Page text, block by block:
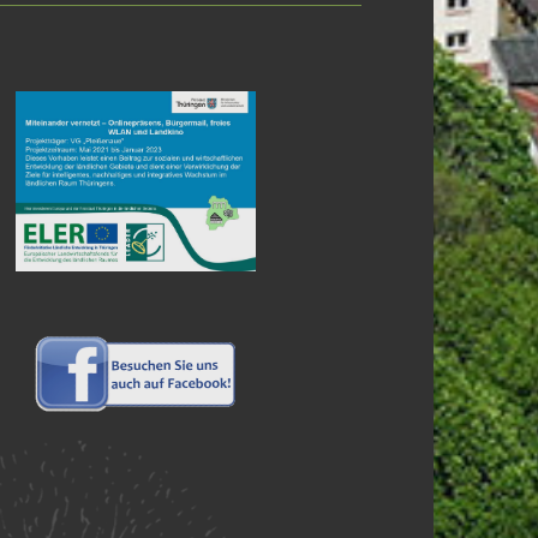
"Öffentliche
“ bekannt gegeben.
ThürKO allen Bürgern frei. Bitte treten